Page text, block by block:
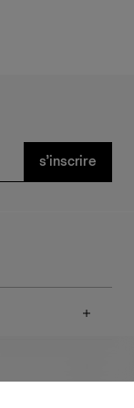
s’inscrire